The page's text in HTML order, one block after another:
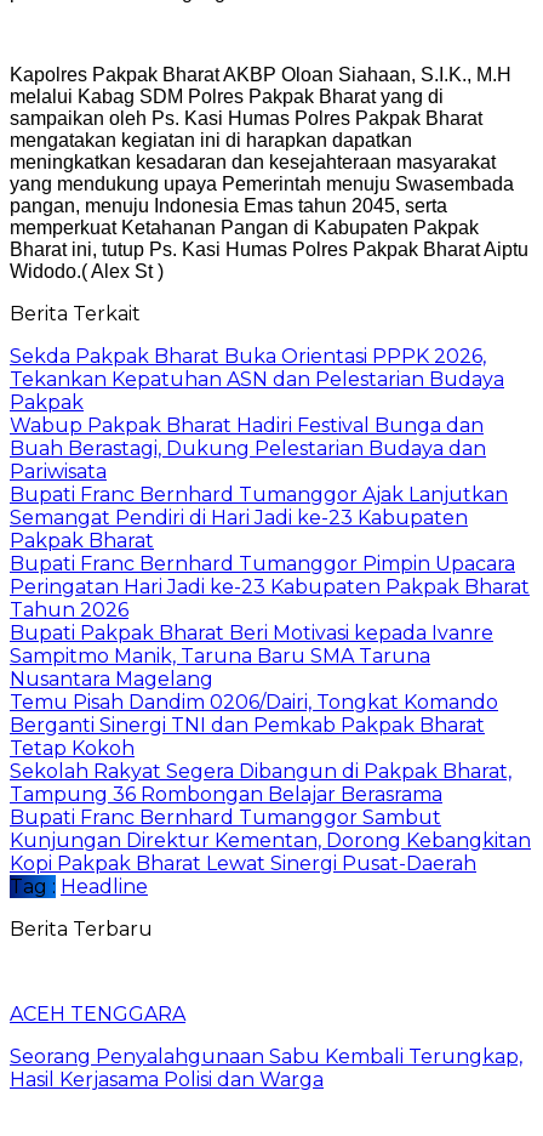
Kapolres Pakpak Bharat AKBP Oloan Siahaan, S.I.K., M.H
melalui Kabag SDM Polres Pakpak Bharat yang di
sampaikan oleh Ps. Kasi Humas Polres Pakpak Bharat
mengatakan kegiatan ini di harapkan dapatkan
meningkatkan kesadaran dan kesejahteraan masyarakat
yang mendukung upaya Pemerintah menuju Swasembada
pangan, menuju Indonesia Emas tahun 2045, serta
memperkuat Ketahanan Pangan di Kabupaten Pakpak
Bharat ini, tutup Ps. Kasi Humas Polres Pakpak Bharat Aiptu
Widodo.( Alex St )
Berita Terkait
Sekda Pakpak Bharat Buka Orientasi PPPK 2026,
Tekankan Kepatuhan ASN dan Pelestarian Budaya
Pakpak
Wabup Pakpak Bharat Hadiri Festival Bunga dan
Buah Berastagi, Dukung Pelestarian Budaya dan
Pariwisata
Bupati Franc Bernhard Tumanggor Ajak Lanjutkan
Semangat Pendiri di Hari Jadi ke-23 Kabupaten
Pakpak Bharat
Bupati Franc Bernhard Tumanggor Pimpin Upacara
Peringatan Hari Jadi ke-23 Kabupaten Pakpak Bharat
Tahun 2026
Bupati Pakpak Bharat Beri Motivasi kepada Ivanre
Sampitmo Manik, Taruna Baru SMA Taruna
Nusantara Magelang
Temu Pisah Dandim 0206/Dairi, Tongkat Komando
Berganti Sinergi TNI dan Pemkab Pakpak Bharat
Tetap Kokoh
Sekolah Rakyat Segera Dibangun di Pakpak Bharat,
Tampung 36 Rombongan Belajar Berasrama
Bupati Franc Bernhard Tumanggor Sambut
Kunjungan Direktur Kementan, Dorong Kebangkitan
Kopi Pakpak Bharat Lewat Sinergi Pusat-Daerah
Tag : Headline
Berita Terbaru
ACEH TENGGARA
Seorang Penyalahgunaan Sabu Kembali Terungkap,
Hasil Kerjasama Polisi dan Warga